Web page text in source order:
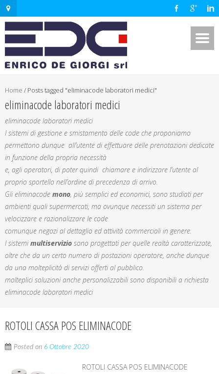
Home / Posts tagged "eliminacode laboratori medici"
eliminacode laboratori medici
eliminacode laboratori medici
I sistemi di gestione e smistamento delle code che proponiamo
permettono dunque all’utente di effettuare delle prenotazioni dedicate
in funzione della propria necessità
e, agli operatori, di poter quindi chiamare e indirizzare l’utente al
proprio sportello nell’ordine di precedenza di arrivo.
Gli eliminacode mono, più semplici ed economici, sono studiati per
ambienti quali supermercati, ma ovunque necessiti un sistema per
velocizzare e razionalizzare le code
comunque negozi al dettaglio ed attività commerciali in genere.
I sistemi multiservizio sono progettati per quelle realtà caratterizzate,
oltre che da un certo numero di postazioni operatore, anche dunque
da una molteplicità di servizi offerti al pubblico.
molteplici soluzioni anche personalizzabili sono disponibili a richiesta
eliminacode laboratori medici
ROTOLI CASSA POS ELIMINACODE
Posted on 6 Ottobre 2020
ROTOLI CASSA POS ELIMINACODE